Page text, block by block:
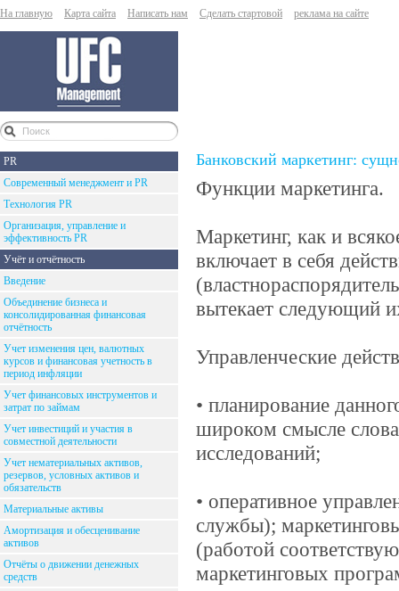
На главную Карта сайта Написать нам Сделать стартовой реклама на сайте
PR
Современный менеджмент и PR
Технология PR
Организация, управление и
эффективность PR
Учёт и отчётность
Введение
Объединение бизнеса и
консолидированная финансовая
отчётность
Учет изменения цен, валютных
курсов и финансовая учетность в
период инфляции
Учет финансовых инструментов и
затрат по займам
Учет инвестиций и участия в
совместной деятельности
Учет нематериальных активов,
резервов, условных активов и
обязательств
Материальные активы
Амортизация и обесценивание
активов
Отчёты о движении денежных
средств
Банковский маркетинг:
Функции маркетинга.
Маркетинг, как и
включает в себя
вытекает следующий
Управленческие
• планирование
широком смысле
исследований;
• оперативное
службы);
(работой
маркетинговых